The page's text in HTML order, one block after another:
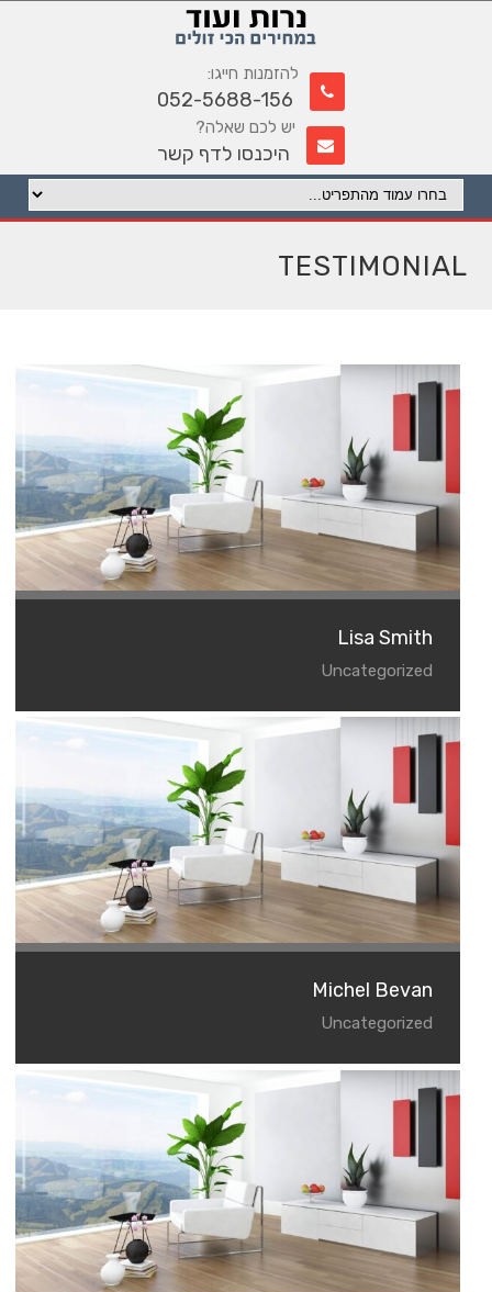
להזמנות חייגו:
052-5688-156
יש לכם שאלה?
היכנסו לדף קשר
TESTIMONIAL
Lisa Smith
Uncategorized
Michel Bevan
Uncategorized